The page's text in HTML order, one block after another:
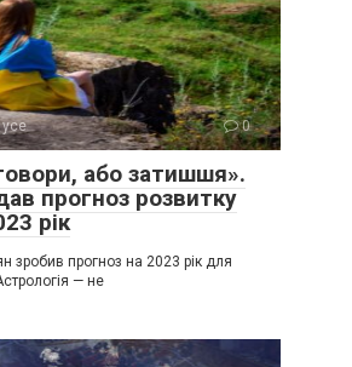
усе 0
або затишшя».
прогноз розвитку
рік
зробив прогноз на 2023 рік для
— не